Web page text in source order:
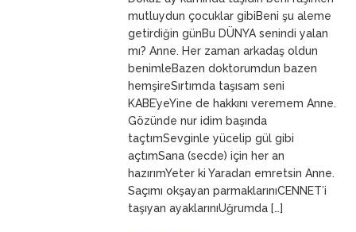
ANNEMmutluydun çocuklar gibiBeni şu aleme
getirdiğin günBu DÜNYA senindi yalan
mı? Anne. Her zaman arkadaş oldun
benimleBazen doktorumdun bazen
hemşireSırtımda taşısam seni
KABE’yeYine de hakkını veremem Anne.
Gözünde nur idim başında
taçtımSevginle yücelip gül gibi
açtımSana (secde) için her an
hazırımYeter ki Yaradan emretsin Anne.
Saçımı okşayan parmaklarınıCENNET’i
taşıyan ayaklarınıUğrumda […]